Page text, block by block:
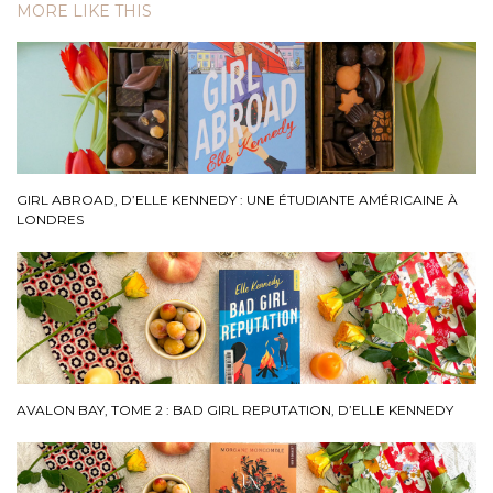
MORE LIKE THIS
GIRL ABROAD, D’ELLE KENNEDY : UNE ÉTUDIANTE AMÉRICAINE À
LONDRES
AVALON BAY, TOME 2 : BAD GIRL REPUTATION, D’ELLE KENNEDY